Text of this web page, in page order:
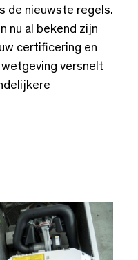
de nieuwste regels.
nu al bekend zijn
certificering en
versnelt